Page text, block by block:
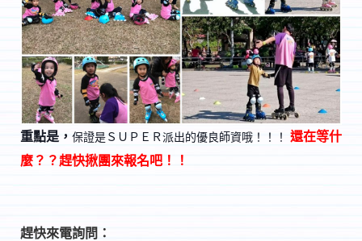
重點是， 保證是ＳＵＰＥＲ派出的優良師資哦！！！
還在等什
麼？？趕快揪團來報名吧！！
趕快來電詢問：